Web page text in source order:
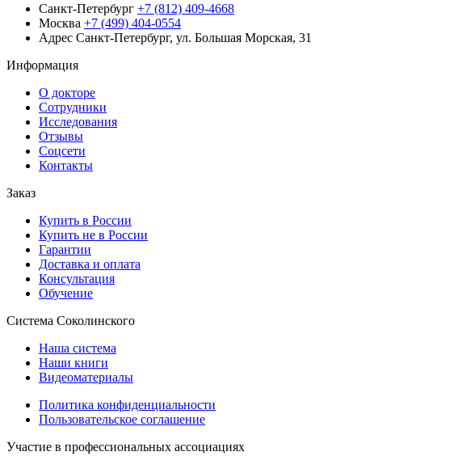
Санкт-Петербург +7 (812) 409-4668
Москва +7 (499) 404-0554
Адрес Санкт-Петербург, ул. Большая Морская, 31
Информация
О докторе
Сотрудники
Исследования
Отзывы
Соцсети
Контакты
Заказ
Купить в России
Купить не в России
Гарантии
Доставка и оплата
Консультация
Обучение
Система Соколинского
Наша система
Наши книги
Видеоматериалы
Политика конфиденциальности
Пользовательское соглашение
Участие в профессиональных ассоциациях